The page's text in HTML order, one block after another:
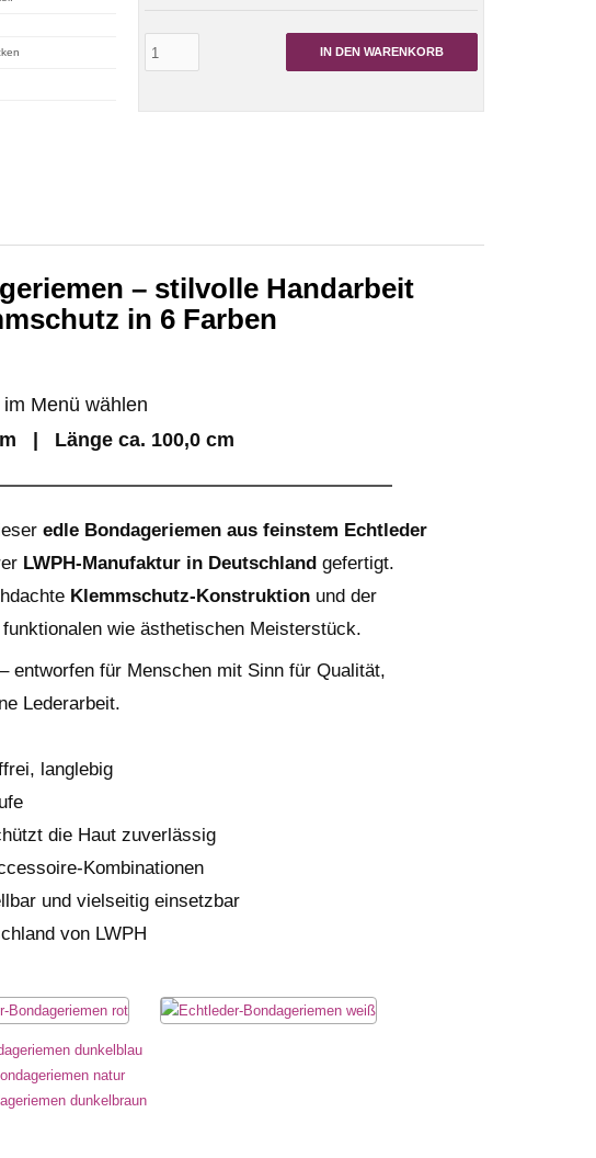
IN DEN WARENKORB
– stilvolle Handarbeit
in 6 Farben
Menü wählen
| Länge ca. 100,0 cm
edle Bondageriemen aus feinstem Echtleder
LWPH-Manufaktur in Deutschlandgefertigt.
Klemmschutz-Konstruktionund der
wie ästhetischen Meisterstück.
entworfen für Menschen mit Sinn für Qualität,
Lederarbeit.
langlebig
die Haut zuverlässig
Kombinationen
und vielseitig einsetzbar
von LWPH